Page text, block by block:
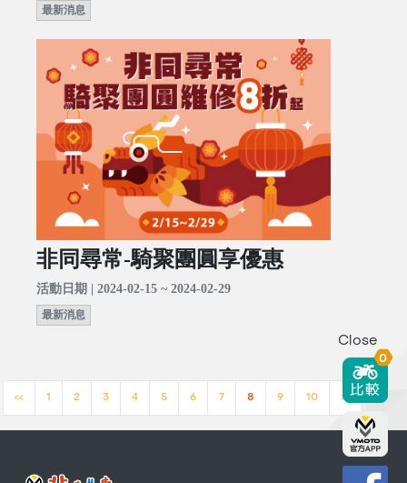
最新消息
非同尋常-騎聚團圓享優惠
活動日期 | 2024-02-15 ~ 2024-02-29
最新消息
<< 1 2 3 4 5 6 7 8 9 10 >>
Close
0